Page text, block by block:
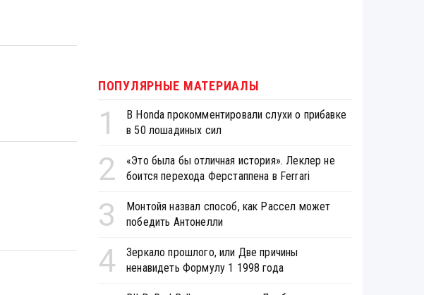
ПОПУЛЯРНЫЕ МАТЕРИАЛЫ
1
В Honda прокомментировали слухи о прибавке
в 50 лошадиных сил
2
«Это была бы отличная история». Леклер не
боится перехода Ферстаппена в Ferrari
3
Монтойя назвал способ, как Рассел может
победить Антонелли
4
Зеркало прошлого, или Две причины
ненавидеть Формулу 1 1998 года